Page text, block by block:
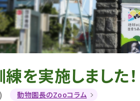
を実施しました！
動物園長のZooコラム